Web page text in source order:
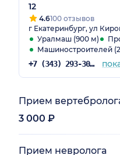
12
4.6100 отзывов
г Екатеринбург, ул
Уралмаш (900 м)
Машиностроителей
+7 (343) 293-30-54
Прием
3 000 ₽
Прием невролога